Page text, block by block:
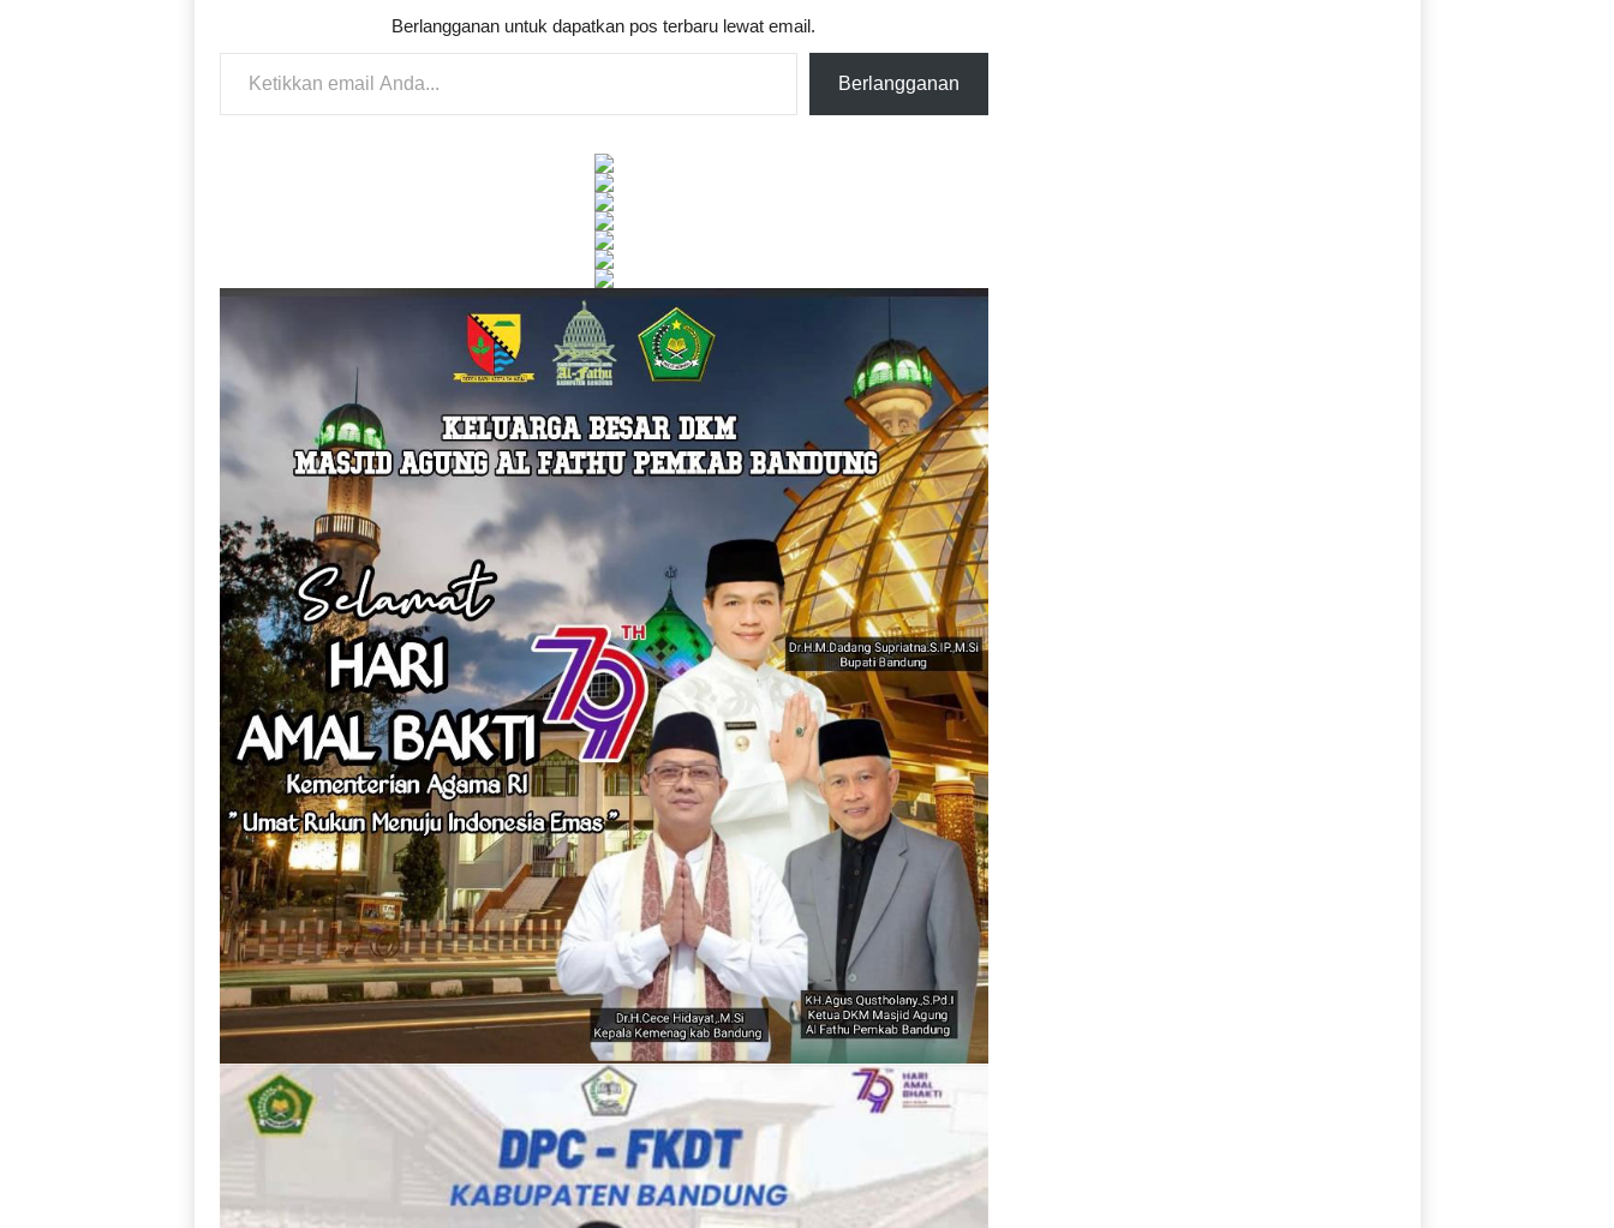
Berlangganan untuk dapatkan pos terbaru lewat email.
Ketikkan email Anda...
Berlangganan